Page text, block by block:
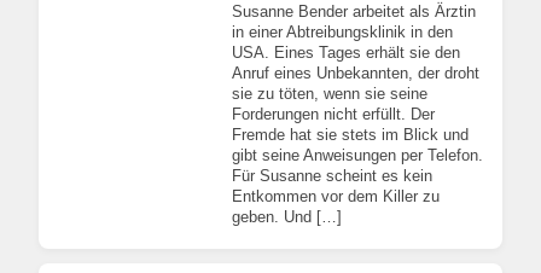
Susanne Bender arbeitet als Ärztin
in einer Abtreibungsklinik in den
USA. Eines Tages erhält sie den
Anruf eines Unbekannten, der droht
sie zu töten, wenn sie seine
Forderungen nicht erfüllt. Der
Fremde hat sie stets im Blick und
gibt seine Anweisungen per Telefon.
Für Susanne scheint es kein
Entkommen vor dem Killer zu
geben. Und […]